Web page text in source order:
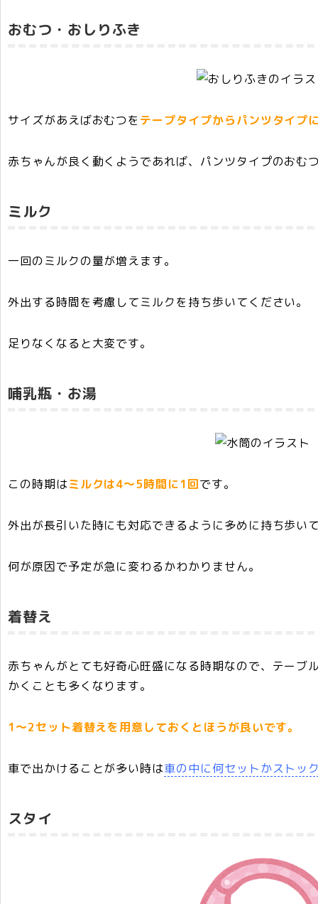
おむつ・おしりふき
サイズがあえばおむつを テープタイプからパンツタイプ
赤ちゃんが良く動くようであれば、パンツタイプのおむ
ミルク
一回のミルクの量が増えます。
外出する時間を考慮してミルクを持ち歩いてください。
足りなくなると大変です。
哺乳瓶・お湯
この時期はミルクは4～5時間に1回です。
外出が長引いた時にも対応できるように多めに持ち歩い
何が原因で予定が急に変わるかわかりません。
着替え
赤ちゃんがとても好奇心旺盛になる時期なので、テーブ
かくことも多くなります。
1～2セット着替えを用意しておくとほうが良いです。
車で出かけることが多い時は車の中に何セットかストッ
スタイ